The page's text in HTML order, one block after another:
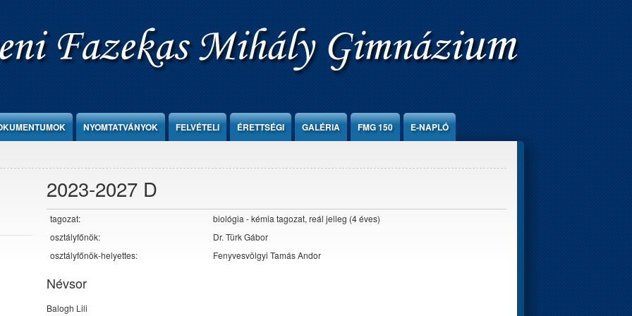
NYOMTATVÁNYOK FELVÉTELI ÉRETTSÉGI GALÉRIA FMG 150 E-NAPLÓ
2023-2027 D
tagozat:
biológia - kémia tagozat, reál jelleg (4 éves)
osztályfőnök:
Dr. Türk Gábor
osztályfőnök-helyettes:
Fenyvesvölgyi Tamás Andor
Névsor
Balogh Lili